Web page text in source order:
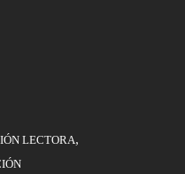
LECTORA,